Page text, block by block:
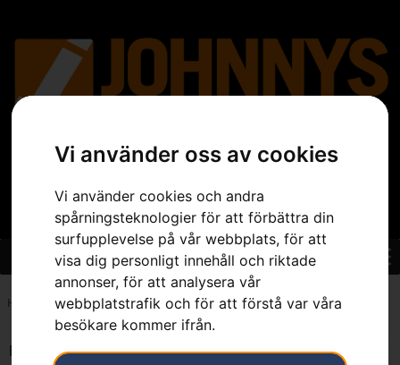
Vi använder oss av cookies
Vi använder cookies och andra
spårningsteknologier för att förbättra din
surfupplevelse på vår webbplats, för att
visa dig personligt innehåll och riktade
annonser, för att analysera vår
webbplatstrafik och för att förstå var våra
besökare kommer ifrån.
Hem 7391883037737
Endast ett sökresultat